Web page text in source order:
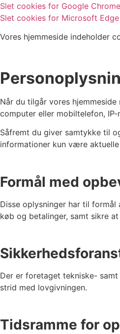
Slet cookies for Google
Slet cookies for Microsoft
Vores hjemmeside indeholder
Når du tilgår vores
computer eller mobiltelefon,
Såfremt du giver samtykke til
informationer kun være
Formål med
Disse oplysninger har til
køb og betalinger, samt sikre
Der er foretaget tekniske-
strid med lovgivningen.
Tidsramme for